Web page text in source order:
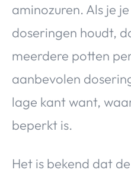
aminozuren. Als je
doseringen houdt,
meerdere potten
aanbevolen
lage kant want,
beperkt is.
Het is bekend dat